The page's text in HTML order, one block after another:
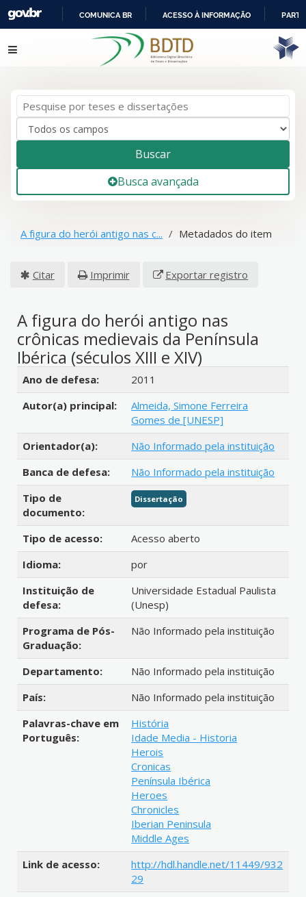
IR
PARA
COMUNICA BR ACESSO À INFORMAÇÃO
Pular para o conteúdo
Buscar
Busca avançada
A figura do herói antigo nas c... Metadados do item
Citar Imprimir Exportar registro
A figura do herói antigo nas
crônicas medievais da Península
Ibérica (séculos XIII e XIV)
Detalhes bibliográficos
Ano de defesa:
2011
Autor(a) principal:
Almeida, Simone Ferreira
Gomes de [UNESP]
Orientador(a):
Não Informado pela instituição
Banca de defesa:
Não Informado pela instituição
Tipo de
documento:
Dissertação
Tipo de acesso:
Acesso aberto
Idioma:
por
Instituição de
defesa:
Universidade Estadual Paulista
(Unesp)
Programa de Pós-
Graduação:
Não Informado pela instituição
Departamento:
Não Informado pela instituição
País:
Não Informado pela instituição
Palavras-chave em
Português:
História
Idade Media - Historia
Herois
Cronicas
Península Ibérica
Heroes
Chronicles
Iberian Peninsula
Middle Ages
Link de acesso:
http://hdl.handle.net/11449/932
29